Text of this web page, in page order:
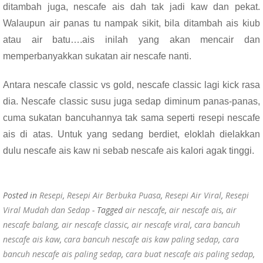
ditambah juga, nescafe ais dah tak jadi kaw dan pekat.
Walaupun air panas tu nampak sikit, bila ditambah ais kiub
atau air batu….ais inilah yang akan mencair dan
memperbanyakkan sukatan air nescafe nanti.
Antara nescafe classic vs gold, nescafe classic lagi kick rasa
dia. Nescafe classic susu juga sedap diminum panas-panas,
cuma sukatan bancuhannya tak sama seperti resepi nescafe
ais di atas. Untuk yang sedang berdiet, eloklah dielakkan
dulu nescafe ais kaw ni sebab nescafe ais kalori agak tinggi.
Posted in Resepi, Resepi Air Berbuka Puasa, Resepi Air Viral, Resepi
Viral Mudah dan Sedap - Taggedair nescafe, air nescafe ais, air
nescafe balang, air nescafe classic, air nescafe viral, cara bancuh
nescafe ais kaw, cara bancuh nescafe ais kaw paling sedap, cara
bancuh nescafe ais paling sedap, cara buat nescafe ais paling sedap,